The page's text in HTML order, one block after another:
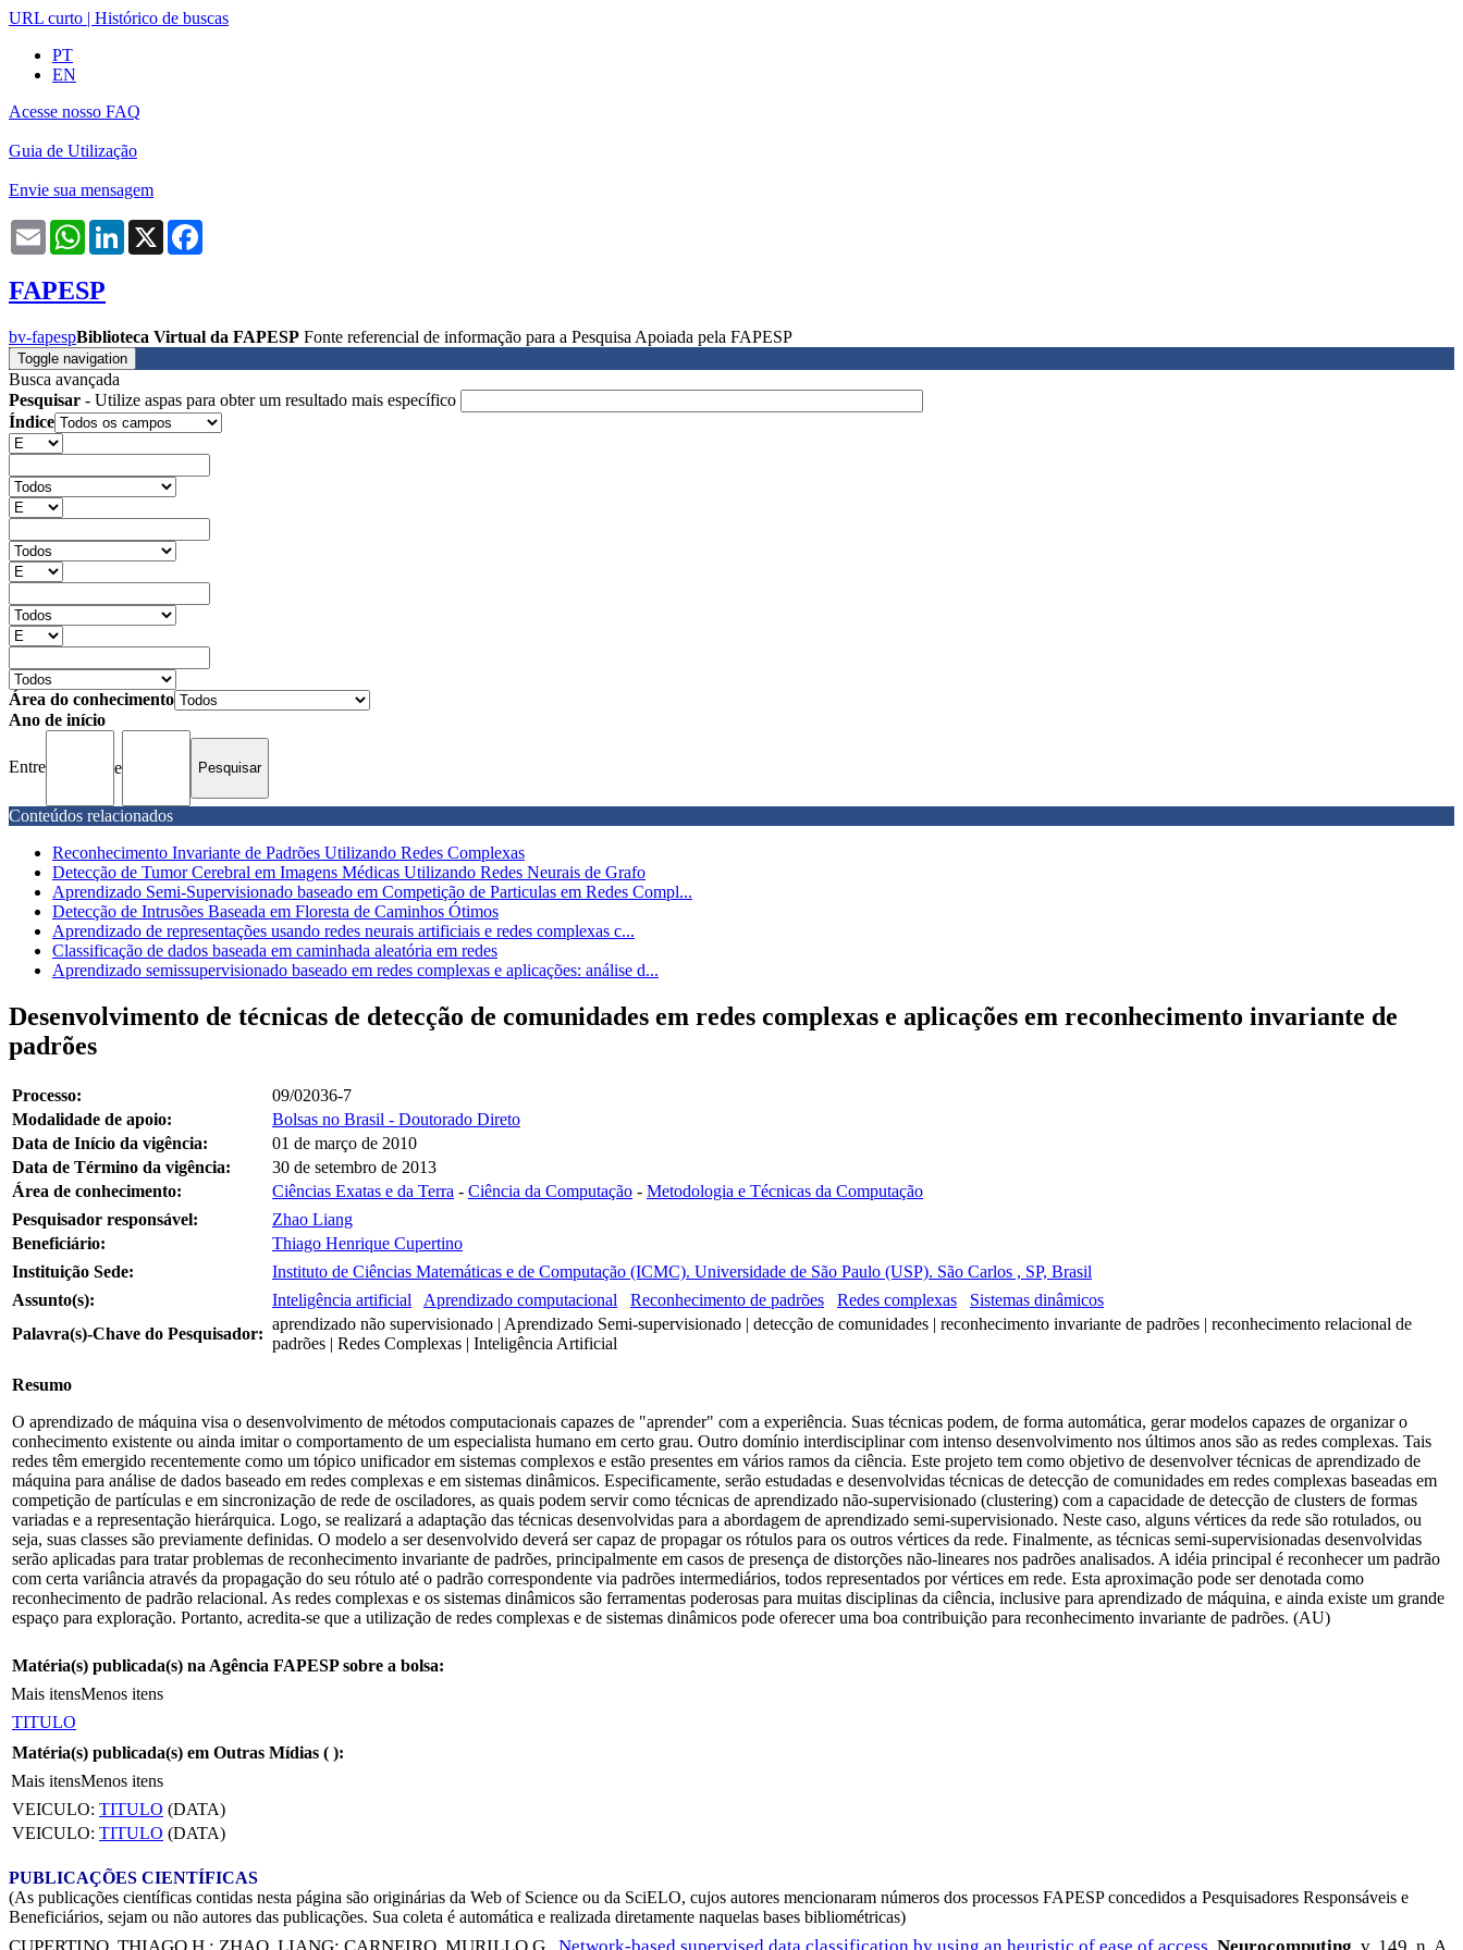
URL curto | Histórico de buscas
PT
EN
Acesse nosso FAQ
Guia de Utilização
Envie sua mensagem
Email WhatsAppLinkedIn
X
FAPESP
bv-fapespBiblioteca Virtual da FAPESP Fonte referencial de informação para a Pesquisa Apoiada pela FAPESP
Toggle navigation
Busca avançada
Pesquisar - Utilize aspas para obter um resultado mais específico
Índice
Área do conhecimento
Ano de início
Entre e
Conteúdos relacionados
Reconhecimento Invariante de Padrões Utilizando Redes Complexas
Detecção de Tumor Cerebral em Imagens Médicas Utilizando Redes Neurais de Grafo
Aprendizado Semi-Supervisionado baseado em Competição de Particulas em Redes Compl...
Detecção de Intrusões Baseada em Floresta de Caminhos Ótimos
Aprendizado de representações usando redes neurais artificiais e redes complexas c...
Classificação de dados baseada em caminhada aleatória em redes
Aprendizado semissupervisionado baseado em redes complexas e aplicações: análise d...
Desenvolvimento de técnicas de detecção de comunidades em redes complexas e aplicações em reconhecimento invariante de
padrões
Processo:
09/02036-7
Modalidade de apoio:
Bolsas no Brasil - Doutorado Direto
Data de Início da vigência:
01 de março de 2010
Data de Término da vigência:
30 de setembro de 2013
Área de conhecimento:
Ciências Exatas e da Terra - Ciência da Computação - Metodologia e Técnicas da Computação
Pesquisador responsável:
Zhao Liang
Beneficiário:
Thiago Henrique Cupertino
Instituição Sede:
Instituto de Ciências Matemáticas e de Computação (ICMC). Universidade de São Paulo (USP). São Carlos , SP, Brasil
Assunto(s):
Inteligência artificial Aprendizado computacional Reconhecimento de padrões Redes complexas
Sistemas dinâmicos
Palavra(s)-Chave do Pesquisador:
aprendizado não supervisionado | Aprendizado Semi-supervisionado | detecção de comunidades | reconhecimento invariante de padrões | reconhecimento relacional de
padrões | Redes Complexas | Inteligência Artificial
Resumo
O aprendizado de máquina visa o desenvolvimento de métodos computacionais capazes de "aprender" com a experiência. Suas técnicas podem, de forma automática, gerar modelos capazes de organizar o
conhecimento existente ou ainda imitar o comportamento de um especialista humano em certo grau. Outro domínio interdisciplinar com intenso desenvolvimento nos últimos anos são as redes complexas. Tais
redes têm emergido recentemente como um tópico unificador em sistemas complexos e estão presentes em vários ramos da ciência. Este projeto tem como objetivo de desenvolver técnicas de aprendizado de
máquina para análise de dados baseado em redes complexas e em sistemas dinâmicos. Especificamente, serão estudadas e desenvolvidas técnicas de detecção de comunidades em redes complexas baseadas em
competição de partículas e em sincronização de rede de osciladores, as quais podem servir como técnicas de aprendizado não-supervisionado (clustering) com a capacidade de detecção de clusters de formas
variadas e a representação hierárquica. Logo, se realizará a adaptação das técnicas desenvolvidas para a abordagem de aprendizado semi-supervisionado. Neste caso, alguns vértices da rede são rotulados, ou
seja, suas classes são previamente definidas. O modelo a ser desenvolvido deverá ser capaz de propagar os rótulos para os outros vértices da rede. Finalmente, as técnicas semi-supervisionadas desenvolvidas
serão aplicadas para tratar problemas de reconhecimento invariante de padrões, principalmente em casos de presença de distorções não-lineares nos padrões analisados. A idéia principal é reconhecer um padrão
com certa variância através da propagação do seu rótulo até o padrão correspondente via padrões intermediários, todos representados por vértices em rede. Esta aproximação pode ser denotada como
reconhecimento de padrão relacional. As redes complexas e os sistemas dinâmicos são ferramentas poderosas para muitas disciplinas da ciência, inclusive para aprendizado de máquina, e ainda existe um grande
espaço para exploração. Portanto, acredita-se que a utilização de redes complexas e de sistemas dinâmicos pode oferecer uma boa contribuição para reconhecimento invariante de padrões. (AU)
Matéria(s) publicada(s) na Agência FAPESP sobre a bolsa:
Mais itensMenos itens
TITULO
Matéria(s) publicada(s) em Outras Mídias ( ):
Mais itensMenos itens
VEICULO: TITULO (DATA)
VEICULO: TITULO (DATA)
PUBLICAÇÕES CIENTÍFICAS
(As publicações científicas contidas nesta página são originárias da Web of Science ou da SciELO, cujos autores mencionaram números dos processos FAPESP concedidos a Pesquisadores Responsáveis e
Beneficiários, sejam ou não autores das publicações. Sua coleta é automática e realizada diretamente naquelas bases bibliométricas)